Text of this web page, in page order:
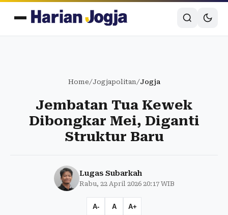
Home/Jogjapolitan/Jogja
Jembatan Tua Kewek
Dibongkar Mei, Diganti
Struktur Baru
Lugas Subarkah
Rabu, 22 April 2026 20:17 WIB
A- A A+